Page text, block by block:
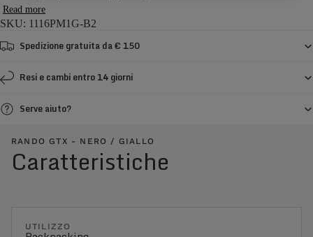
Read more
SKU: 1116PM1G-B2
Spedizione gratuita da € 150
Resi e cambi entro 14 giorni
Serve aiuto?
RANDO GTX - NERO / GIALLO
Caratteristiche
UTILIZZO